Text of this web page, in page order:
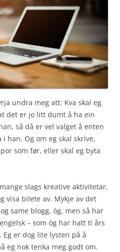
undra meg att: Kva skal eg
det er jo litt dumt å ha ein
så då er vel valget å enten
han. Og om eg skal skrive,
som før, eller skal eg byta
slags kreative aktivitetar,
visa bilete av. Mykje av det
same blogg, òg, men så har
– som òg har hatt ti års
Eg er dog lite lysten på å
eg nok tenka meg godt om.